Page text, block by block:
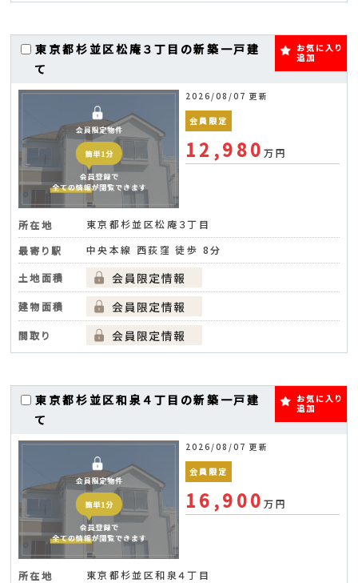
東京都杉並区松庵３丁目の新築一戸建
て
お気に入り
追加
2026/08/07 更新
会員限定
12,980万円
所在地
東京都杉並区松庵３丁目
最寄り駅
中央本線 西荻窪 徒歩 8分
土地面積
建物面積
間取り
東京都杉並区和泉４丁目の新築一戸建
て
お気に入り
追加
2026/08/07 更新
会員限定
16,900万円
所在地 東京都杉並区和泉４丁目